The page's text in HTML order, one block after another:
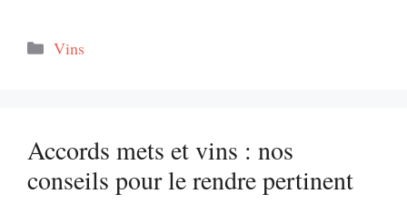
Catégories
Vins
Accords mets et vins : nos
conseils pour le rendre pertinent